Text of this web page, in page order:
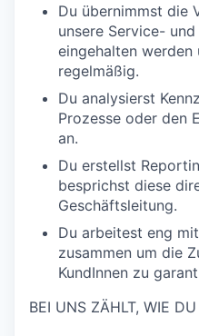
Du übernimmst die
unsere Service-
eingehalten
regelmäßig.
Du analysierst
Prozesse oder den
an.
Du erstellst
besprichst diese
Geschäftsleitung.
Du arbeitest eng
zusammen um die
KundInnen zu
BEI UNS ZÄHLT, WIE